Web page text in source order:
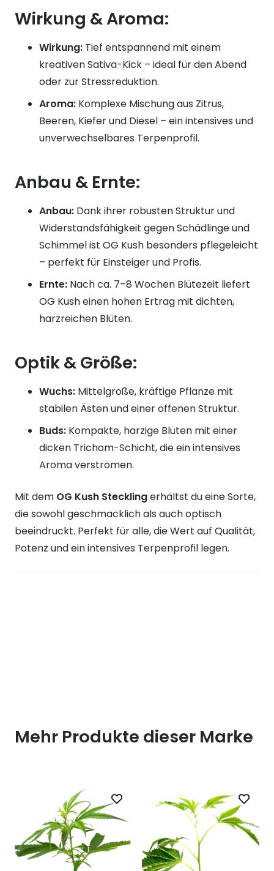
Wirkung & Aroma:
Wirkung: Tief entspannend mit einem
kreativen Sativa-Kick – ideal für den Abend
oder zur Stressreduktion.
Aroma: Komplexe Mischung aus Zitrus,
Beeren, Kiefer und Diesel – ein intensives und
unverwechselbares Terpenprofil.
Anbau & Ernte:
Anbau: Dank ihrer robusten Struktur und
Widerstandsfähigkeit gegen Schädlinge und
Schimmel ist OG Kush besonders pflegeleicht
– perfekt für Einsteiger und Profis.
Ernte: Nach ca. 7–8 Wochen Blütezeit liefert
OG Kush einen hohen Ertrag mit dichten,
harzreichen Blüten.
Optik & Größe:
Wuchs: Mittelgroße, kräftige Pflanze mit
stabilen Ästen und einer offenen Struktur.
Buds: Kompakte, harzige Blüten mit einer
dicken Trichom-Schicht, die ein intensives
Aroma verströmen.
Mit dem OG Kush Stecklingerhältst du eine Sorte,
die sowohl geschmacklich als auch optisch
beeindruckt. Perfekt für alle, die Wert auf Qualität,
Potenz und ein intensives Terpenprofil legen.
Mehr Produkte dieser Marke